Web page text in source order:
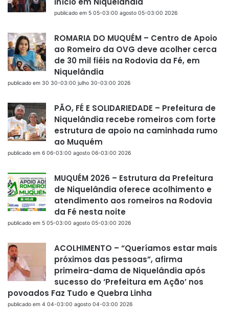
publicado em 5 05-03:00 agosto 05-03:00 2026
ROMARIA DO MUQUÉM – Centro de Apoio
ao Romeiro da OVG deve acolher cerca
de 30 mil fiéis na Rodovia da Fé, em
Niquelândia
publicado em 30 30-03:00 julho 30-03:00 2026
PÃO, FÉ E SOLIDARIEDADE – Prefeitura de
Niquelândia recebe romeiros com forte
estrutura de apoio na caminhada rumo
ao Muquém
publicado em 6 06-03:00 agosto 06-03:00 2026
MUQUÉM 2026 – Estrutura da Prefeitura
de Niquelândia oferece acolhimento e
atendimento aos romeiros na Rodovia
da Fé nesta noite
publicado em 5 05-03:00 agosto 05-03:00 2026
ACOLHIMENTO – “Queríamos estar mais
próximos das pessoas”, afirma
primeira-dama de Niquelândia após
sucesso do ‘Prefeitura em Ação’ nos
povoados Faz Tudo e Quebra Linha
publicado em 4 04-03:00 agosto 04-03:00 2026